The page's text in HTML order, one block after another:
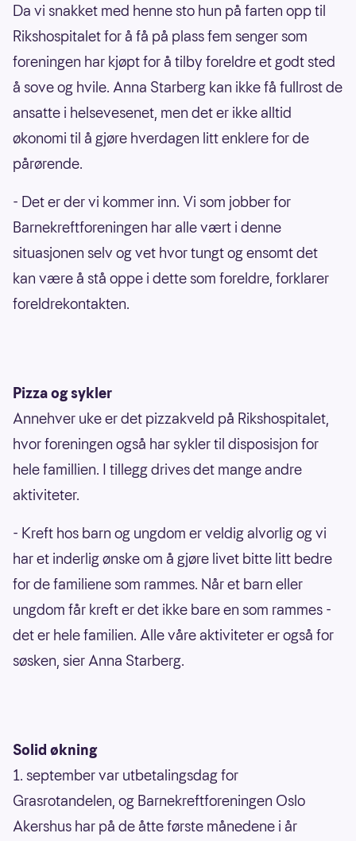
Da vi snakket med henne sto hun på farten opp til
Rikshospitalet for å få på plass fem senger som
foreningen har kjøpt for å tilby foreldre et godt sted
å sove og hvile. Anna Starberg kan ikke få fullrost de
ansatte i helsevesenet, men det er ikke alltid
økonomi til å gjøre hverdagen litt enklere for de
pårørende.
- Det er der vi kommer inn. Vi som jobber for
Barnekreftforeningen har alle vært i denne
situasjonen selv og vet hvor tungt og ensomt det
kan være å stå oppe i dette som foreldre, forklarer
foreldrekontakten.
Pizza og sykler
Annehver uke er det pizzakveld på Rikshospitalet,
hvor foreningen også har sykler til disposisjon for
hele famillien. I tillegg drives det mange andre
aktiviteter.
- Kreft hos barn og ungdom er veldig alvorlig og vi
har et inderlig ønske om å gjøre livet bitte litt bedre
for de familiene som rammes. Når et barn eller
ungdom får kreft er det ikke bare en som rammes -
det er hele familien. Alle våre aktiviteter er også for
søsken, sier Anna Starberg.
Solid økning
1. september var utbetalingsdag for
Grasrotandelen, og Barnekreftforeningen Oslo
Akershus har på de åtte første månedene i år